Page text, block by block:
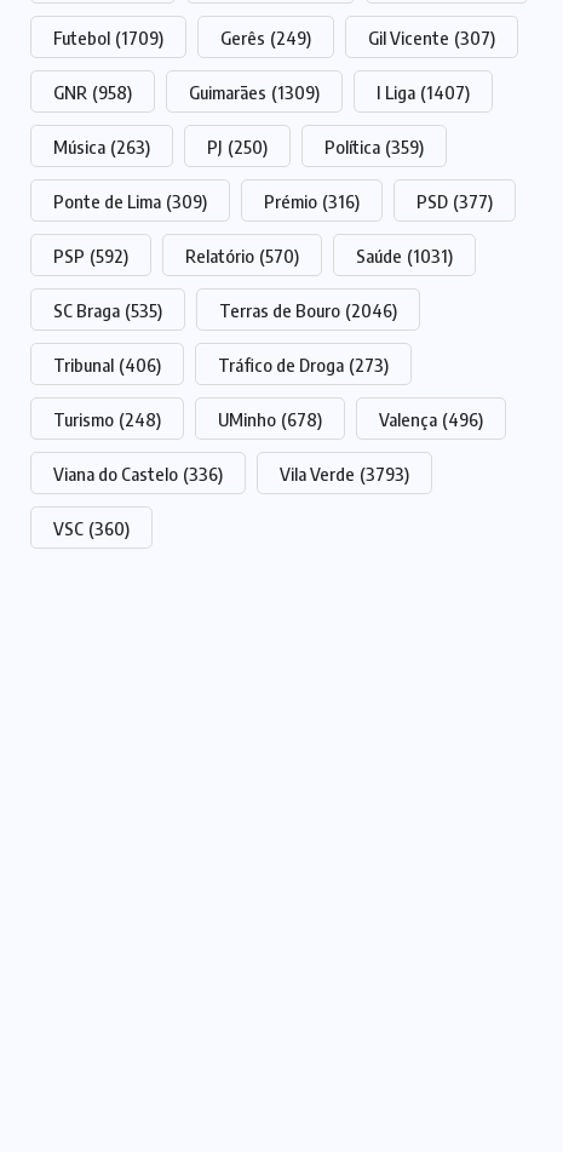
Futebol (1709) Gerês (249) Gil Vicente (307)
GNR (958) Guimarães (1309) I Liga (1407)
Música (263) PJ (250) Política (359)
Ponte de Lima (309) Prémio (316) PSD (377)
PSP (592) Relatório (570) Saúde (1031)
SC Braga (535) Terras de Bouro (2046)
Tribunal (406) Tráfico de Droga (273)
Turismo (248) UMinho (678) Valença (496)
Viana do Castelo (336) Vila Verde (3793)
VSC (360)